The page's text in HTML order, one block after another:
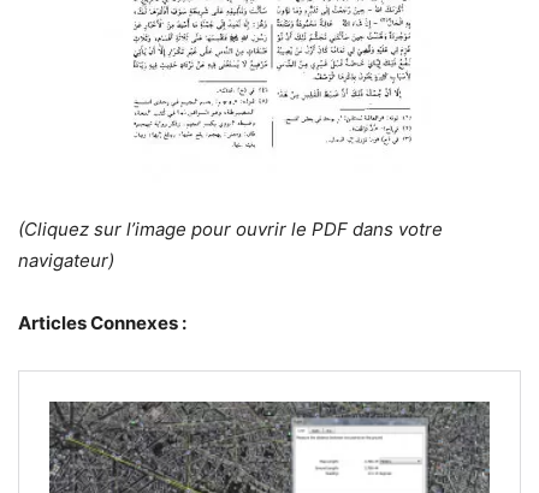
(Cliquez sur l’image pour ouvrir le PDF dans votre
navigateur)
Articles Connexes :